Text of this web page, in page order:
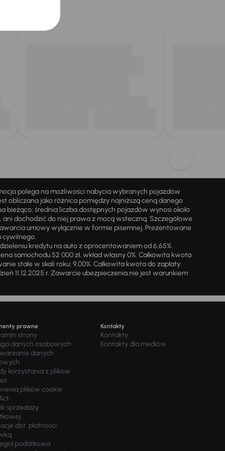
polega na możliwości nabycia wybranych pojazdów
obliczana jako różnica pomiędzy najniższą ceną danego
bieżąco; średnia liczba dostępnych pojazdów wynosi około
dochodzić do niej prawa z mocą wsteczną. Szczegółowe
umowy wyłącznie w formie pisemnej. Prezentowane
cywilnego.
kredytu na auto z oprocentowaniem od 6,65%.
samochodu 52 000 zł, wkład własny 0%. Całkowita kwota
stałe w skali roku: 9,00%. Całkowita kwota do zapłaty:
11.12.2025 r. Zawarcie ubezpieczenia nie jest warunkiem
prawne
strony
danych osobowych
danych
korzystania z plików
plików cookie
sprzedaży
dot. płatności
podatkowa
Kontakty
Kontakty
Kontakty dla mediów